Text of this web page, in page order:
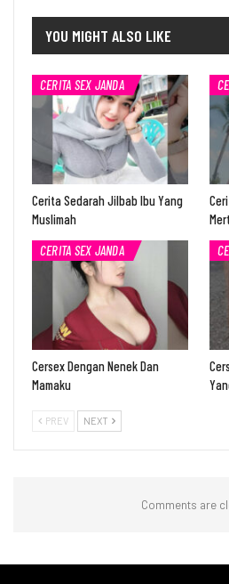
YOU MIGHT ALSO LIKE
CERITA SEX JANDA
Cerita Sedarah Jilbab Ibu Yang
Muslimah
CERITA SEX JANDA
Cersex Dengan Nenek Dan
Mamaku
PREV NEXT
Comments are